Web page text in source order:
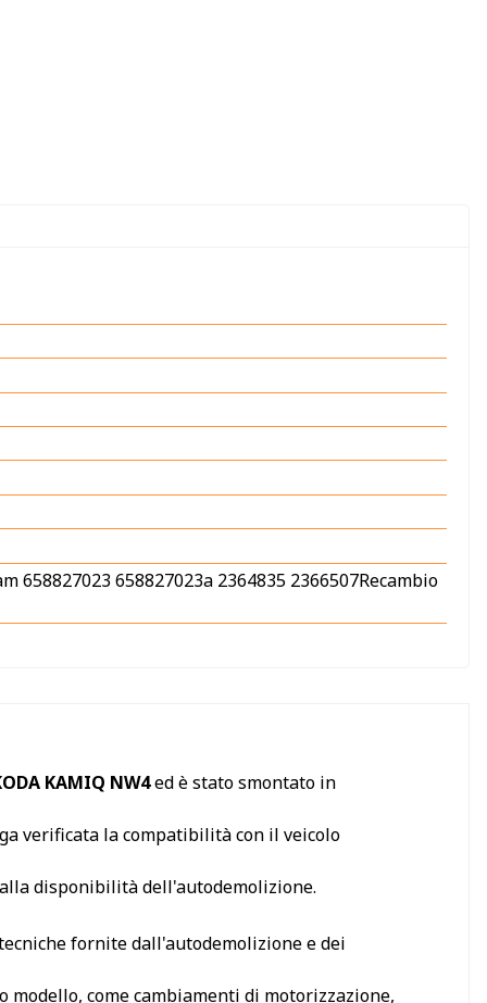
658827023a 2364835 2366507Recambio
KAMIQ NW4ed è stato smontato in
verificata la compatibilità con il veicolo
disponibilità dell'autodemolizione.
fornite dall'autodemolizione e dei
come cambiamenti di motorizzazione,